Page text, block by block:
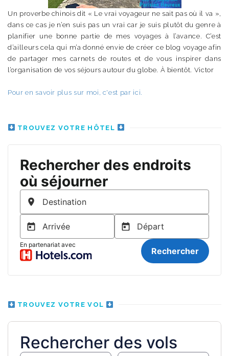
Un proverbe chinois dit « Le vrai voyageur ne sait pas où il va »,
dans ce cas je n’en suis pas un vrai car je suis plutôt du genre à
planifier une bonne partie de mes voyages à l’avance. C’est
d’ailleurs cela qui m’a donné envie de créer ce blog voyage afin
de partager mes carnets de routes et de vous inspirer dans
l’organisation de vos séjours autour du globe. À bientôt. Victor
Pour en savoir plus sur moi, c'est par ici.
TROUVEZ VOTRE HÔTEL
TROUVEZ VOTRE VOL